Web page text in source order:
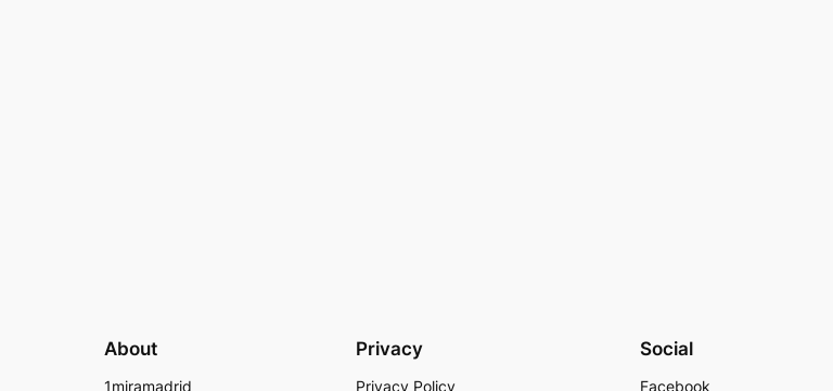
About
1miramadrid
Privacy
Privacy Policy
Social
Facebook